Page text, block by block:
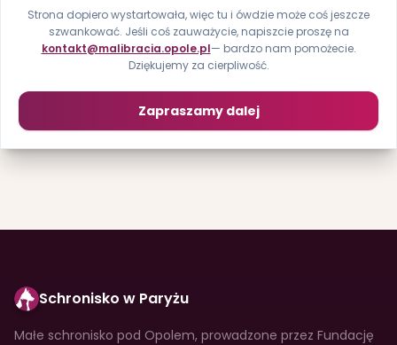
Strona dopiero wystartowała, więc tu i ówdzie może coś jeszcze
szwankować. Jeśli coś zauważycie, napiszcie proszę na
kontakt@malibracia.opole.pl— bardzo nam pomożecie.
Dziękujemy za cierpliwość.
Zapraszamy dalej
Nie znaleźliśmy strony pod tym adresem (błąd 404).
Strona główna Zobacz psiaki
Schronisko w Paryżu
Małe schronisko pod Opolem, prowadzone przez Fundację